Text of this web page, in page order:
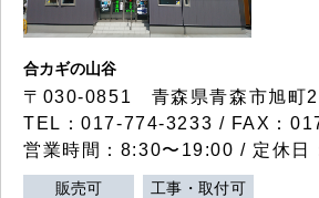
合カギの山谷
〒030-0851 青森県青森市旭町
TEL：017-774-3233 / FAX：
営業時間：8:30〜19:00 / 定休日
販売可 工事・取付可